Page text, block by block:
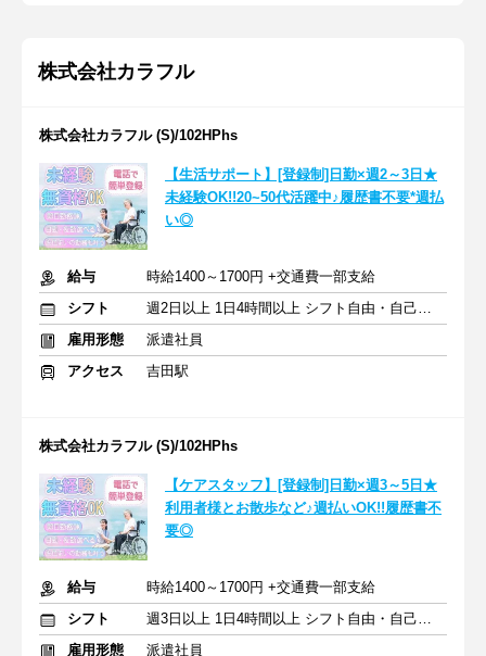
株式会社カラフル
株式会社カラフル (S)/102HPhs
【生活サポート】[登録制]日勤×週2～3日★
未経験OK!!20~50代活躍中♪履歴書不要*週払
い◎
給与
時給1400～1700円 +交通費一部支給
シフト
週2日以上 1日4時間以上 シフト自由・自己申告
雇用形態
派遣社員
アクセス
吉田駅
株式会社カラフル (S)/102HPhs
【ケアスタッフ】[登録制]日勤×週3～5日★
利用者様とお散歩など♪週払いOK!!履歴書不
要◎
給与
時給1400～1700円 +交通費一部支給
シフト
週3日以上 1日4時間以上 シフト自由・自己申告
雇用形態
派遣社員